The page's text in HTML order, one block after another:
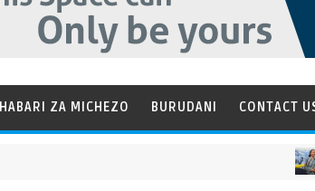
HABARI ZA MICHEZO BURUDANI CONTACT
HABARI